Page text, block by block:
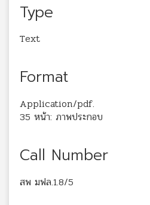
Type
Text
Format
Application/pdf.
35 หน้า: ภาพประกอบ
Call Number
สพ มฟล.1.8/5